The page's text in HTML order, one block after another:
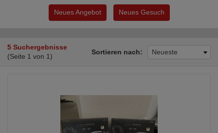
Neues Angebot Neues Gesuch
5 Suchergebnisse
(Seite 1 von 1)
Sortieren nach: Neueste